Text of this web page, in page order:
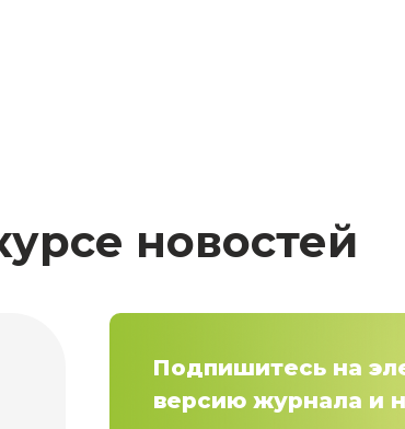
новостей
Подпишитесь на
версию журнала и